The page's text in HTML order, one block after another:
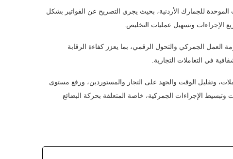
للجمارك الأردنية، بحيث يجري التصريح عن الفواتير بشكل
الإجراءات وتسهيل عمليات التخليص.
العمل الجمركي والتحول الرقمي، بما يعزز كفاءة الرقابة
في التعاملات التجارية.
وتقليل الوقت والجهد على التجار والمستوردين، ورفع مستوى
وتبسيط الإجراءات الجمركية، خاصة المتعلقة بحركة البضائع